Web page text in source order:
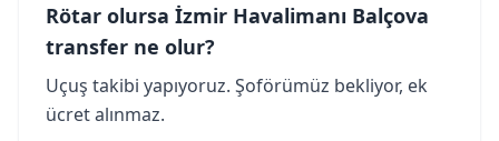
Rötar olursa İzmir Havalimanı Balçova
transfer ne olur?
Uçuş takibi yapıyoruz. Şoförümüz bekliyor, ek
ücret alınmaz.